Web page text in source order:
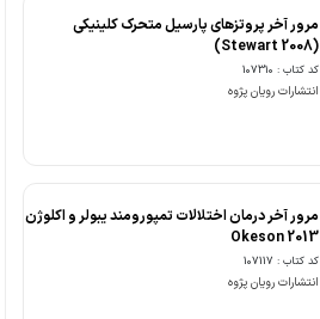
مرور آخر پروتزهای پارسیل متحرک کلینیکی
(Stewart 2008)
کد کتاب : 107310
انتشارات رویان پژوه
مرور آخر درمان اختلالات تمپورومند یبولر و اکلوژن
Okeson 2013
کد کتاب : 107117
انتشارات رویان پژوه